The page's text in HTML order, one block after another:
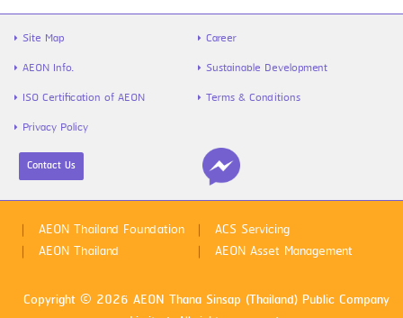
ไข้หวัดใหญ่สายพันธุ์ A VS B ต่างกันยัง
ไง พร้อมวิธีป้องกันก่อนป่วย
Site Map
Career
AEON Info.
Sustainable Development
ISO Certification of AEON
Terms & Conditions
Privacy Policy
Contact Us
AEON Thailand Foundation
ACS Servicing
AEON Thailand
AEON Asset Management
Copyright © 2026 AEON Thana Sinsap (Thailand) Public Company